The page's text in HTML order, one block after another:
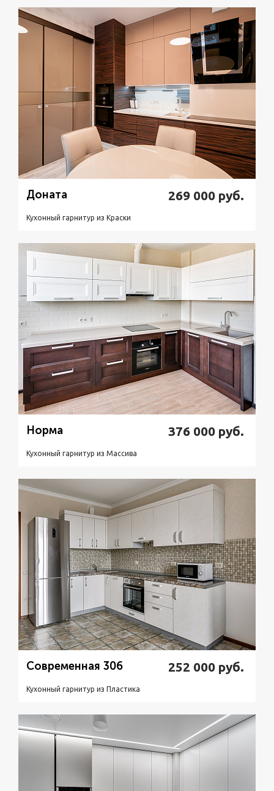
Подробнее Узнать стоимость
Доната 269 000 руб.
Кухонный гарнитур из Краски
Подробнее Узнать стоимость
Норма 376 000 руб.
Кухонный гарнитур из Массивa
Узнать стоимость
Современная 306 252 000 руб.
Кухонный гарнитур из Пластикa
Подробнее Узнать стоимость